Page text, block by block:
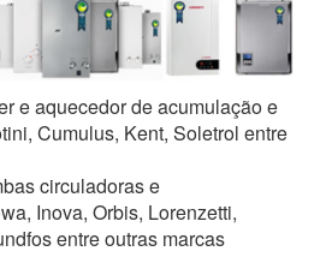
e aquecedor de acumulação e
Cumulus, Kent, Soletrol entre
circuladoras e
Inova, Orbis, Lorenzetti,
entre outras marcas